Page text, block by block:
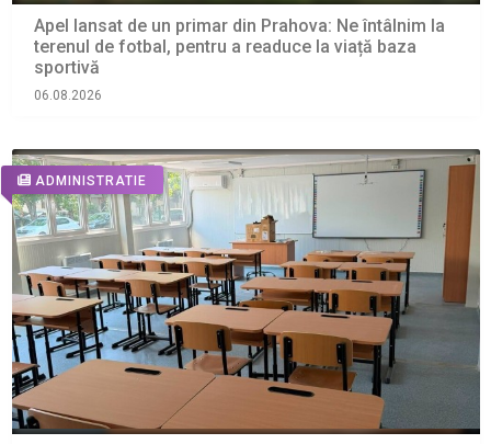
Apel lansat de un primar din Prahova: Ne întâlnim la
terenul de fotbal, pentru a readuce la viață baza
sportivă
06.08.2026
ADMINISTRATIE